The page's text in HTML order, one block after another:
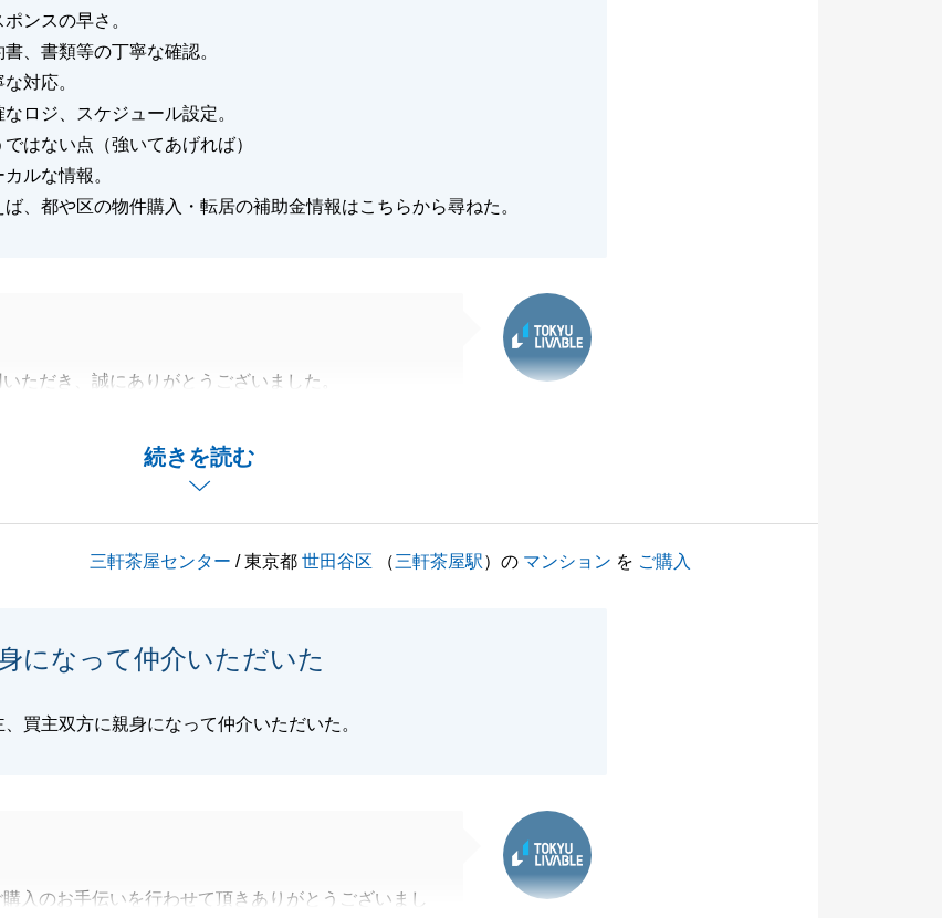
ポンスの早さ。
書、書類等の丁寧な確認。
対応。
なロジ、スケジュール設定。
ではない点（強いてあげれば）
カルな情報。
ば、都や区の物件購入・転居の補助金情報はこちらから尋ねた。
続きを読む
ただき、誠にありがとうございました。
ただき感謝申し上げます。
は真摯に受け止め、今後の改善に努めてまいります。
ましたら、いつでもご連絡下さいませ。
閉じる
三軒茶屋センター / 東京都世田谷区 （三軒茶屋駅）の マンション を ご購入
になって仲介いただいた
、買主双方に親身になって仲介いただいた。
入のお手伝いを行わせて頂きありがとうございまし